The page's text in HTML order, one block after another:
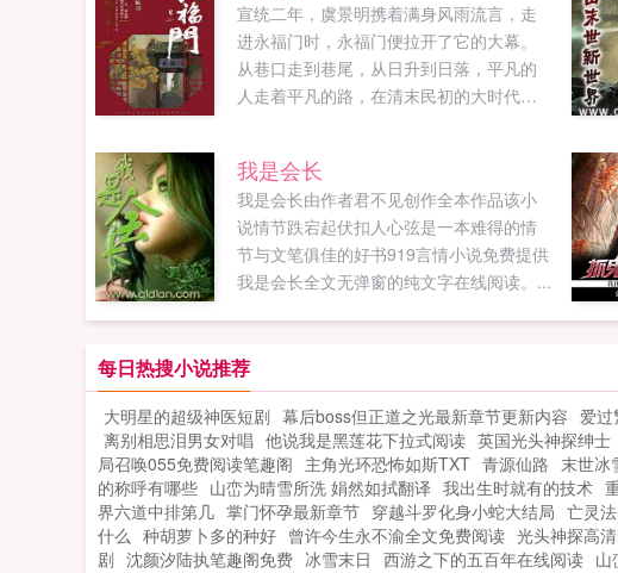
宣统二年，虞景明携着满身风雨流言，走
进永福门时，永福门便拉开了它的大幕。
从巷口走到巷尾，从日升到日落，平凡的
人走着平凡的路，在清末民初的大时代
我是会长
我是会长由作者君不见创作全本作品该小
说情节跌宕起伏扣人心弦是一本难得的情
节与文笔俱佳的好书919言情小说免费提供
我是会长全文无弹窗的纯文字在线阅读。...
每日热搜小说推荐
大明星的超级神医短剧 幕后boss但正道之光最新章节更新内容 爱过
离别相思泪男女对唱 他说我是黑莲花下拉式阅读 英国光头神探绅士
局召唤055免费阅读笔趣阁 主角光环恐怖如斯TXT 青源仙路 末世冰
的称呼有哪些 山峦为晴雪所洗 娟然如拭翻译 我出生时就有的技术
界六道中排第几 掌门怀孕最新章节 穿越斗罗化身小蛇大结局 亡灵
什么 种胡萝卜多的种好 曾许今生永不渝全文免费阅读 光头神探高
剧 沈颜汐陆执笔趣阁免费 冰雪末日 西游之下的五百年在线阅读 山